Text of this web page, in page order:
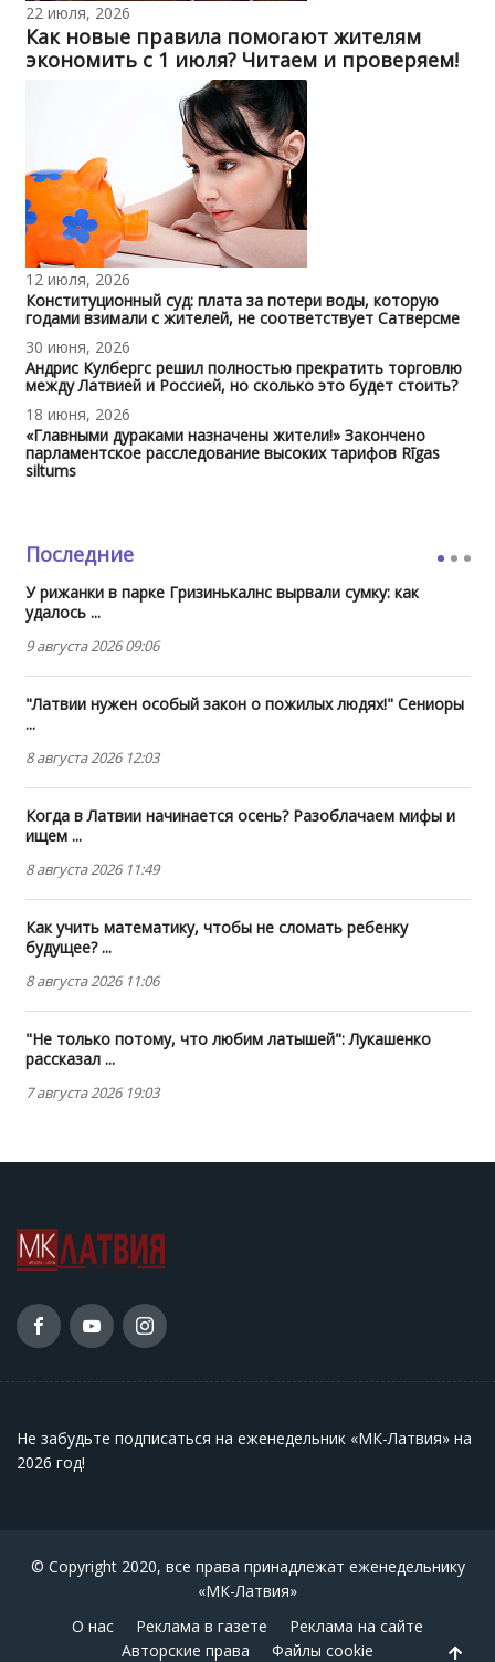
22 июля, 2026
Как новые правила помогают жителям
экономить с 1 июля? Читаем и проверяем!
12 июля, 2026
Конституционный суд: плата за потери воды, которую
годами взимали с жителей, не соответствует Сатверсме
30 июня, 2026
Андрис Кулбергс решил полностью прекратить торговлю
между Латвией и Россией, но сколько это будет стоить?
18 июня, 2026
«Главными дураками назначены жители!» Закончено
парламентское расследование высоких тарифов Rīgas
siltums
Последние
У рижанки в парке Гризинькалнс вырвали сумку: как
удалось ...
9 августа 2026 09:06
"Латвии нужен особый закон о пожилых людях!" Сениоры
...
8 августа 2026 12:03
Когда в Латвии начинается осень? Разоблачаем мифы и
ищем ...
8 августа 2026 11:49
Как учить математику, чтобы не сломать ребенку
будущее? ...
8 августа 2026 11:06
"Не только потому, что любим латышей": Лукашенко
рассказал ...
7 августа 2026 19:03
Не забудьте подписаться на еженедельник «МК-Латвия» на
2026 год!
© Copyright 2020, все права принадлежат еженедельнику
«МК-Латвия»
О нас
Реклама в газете
Реклама на сайте
Авторские права
Файлы cookie